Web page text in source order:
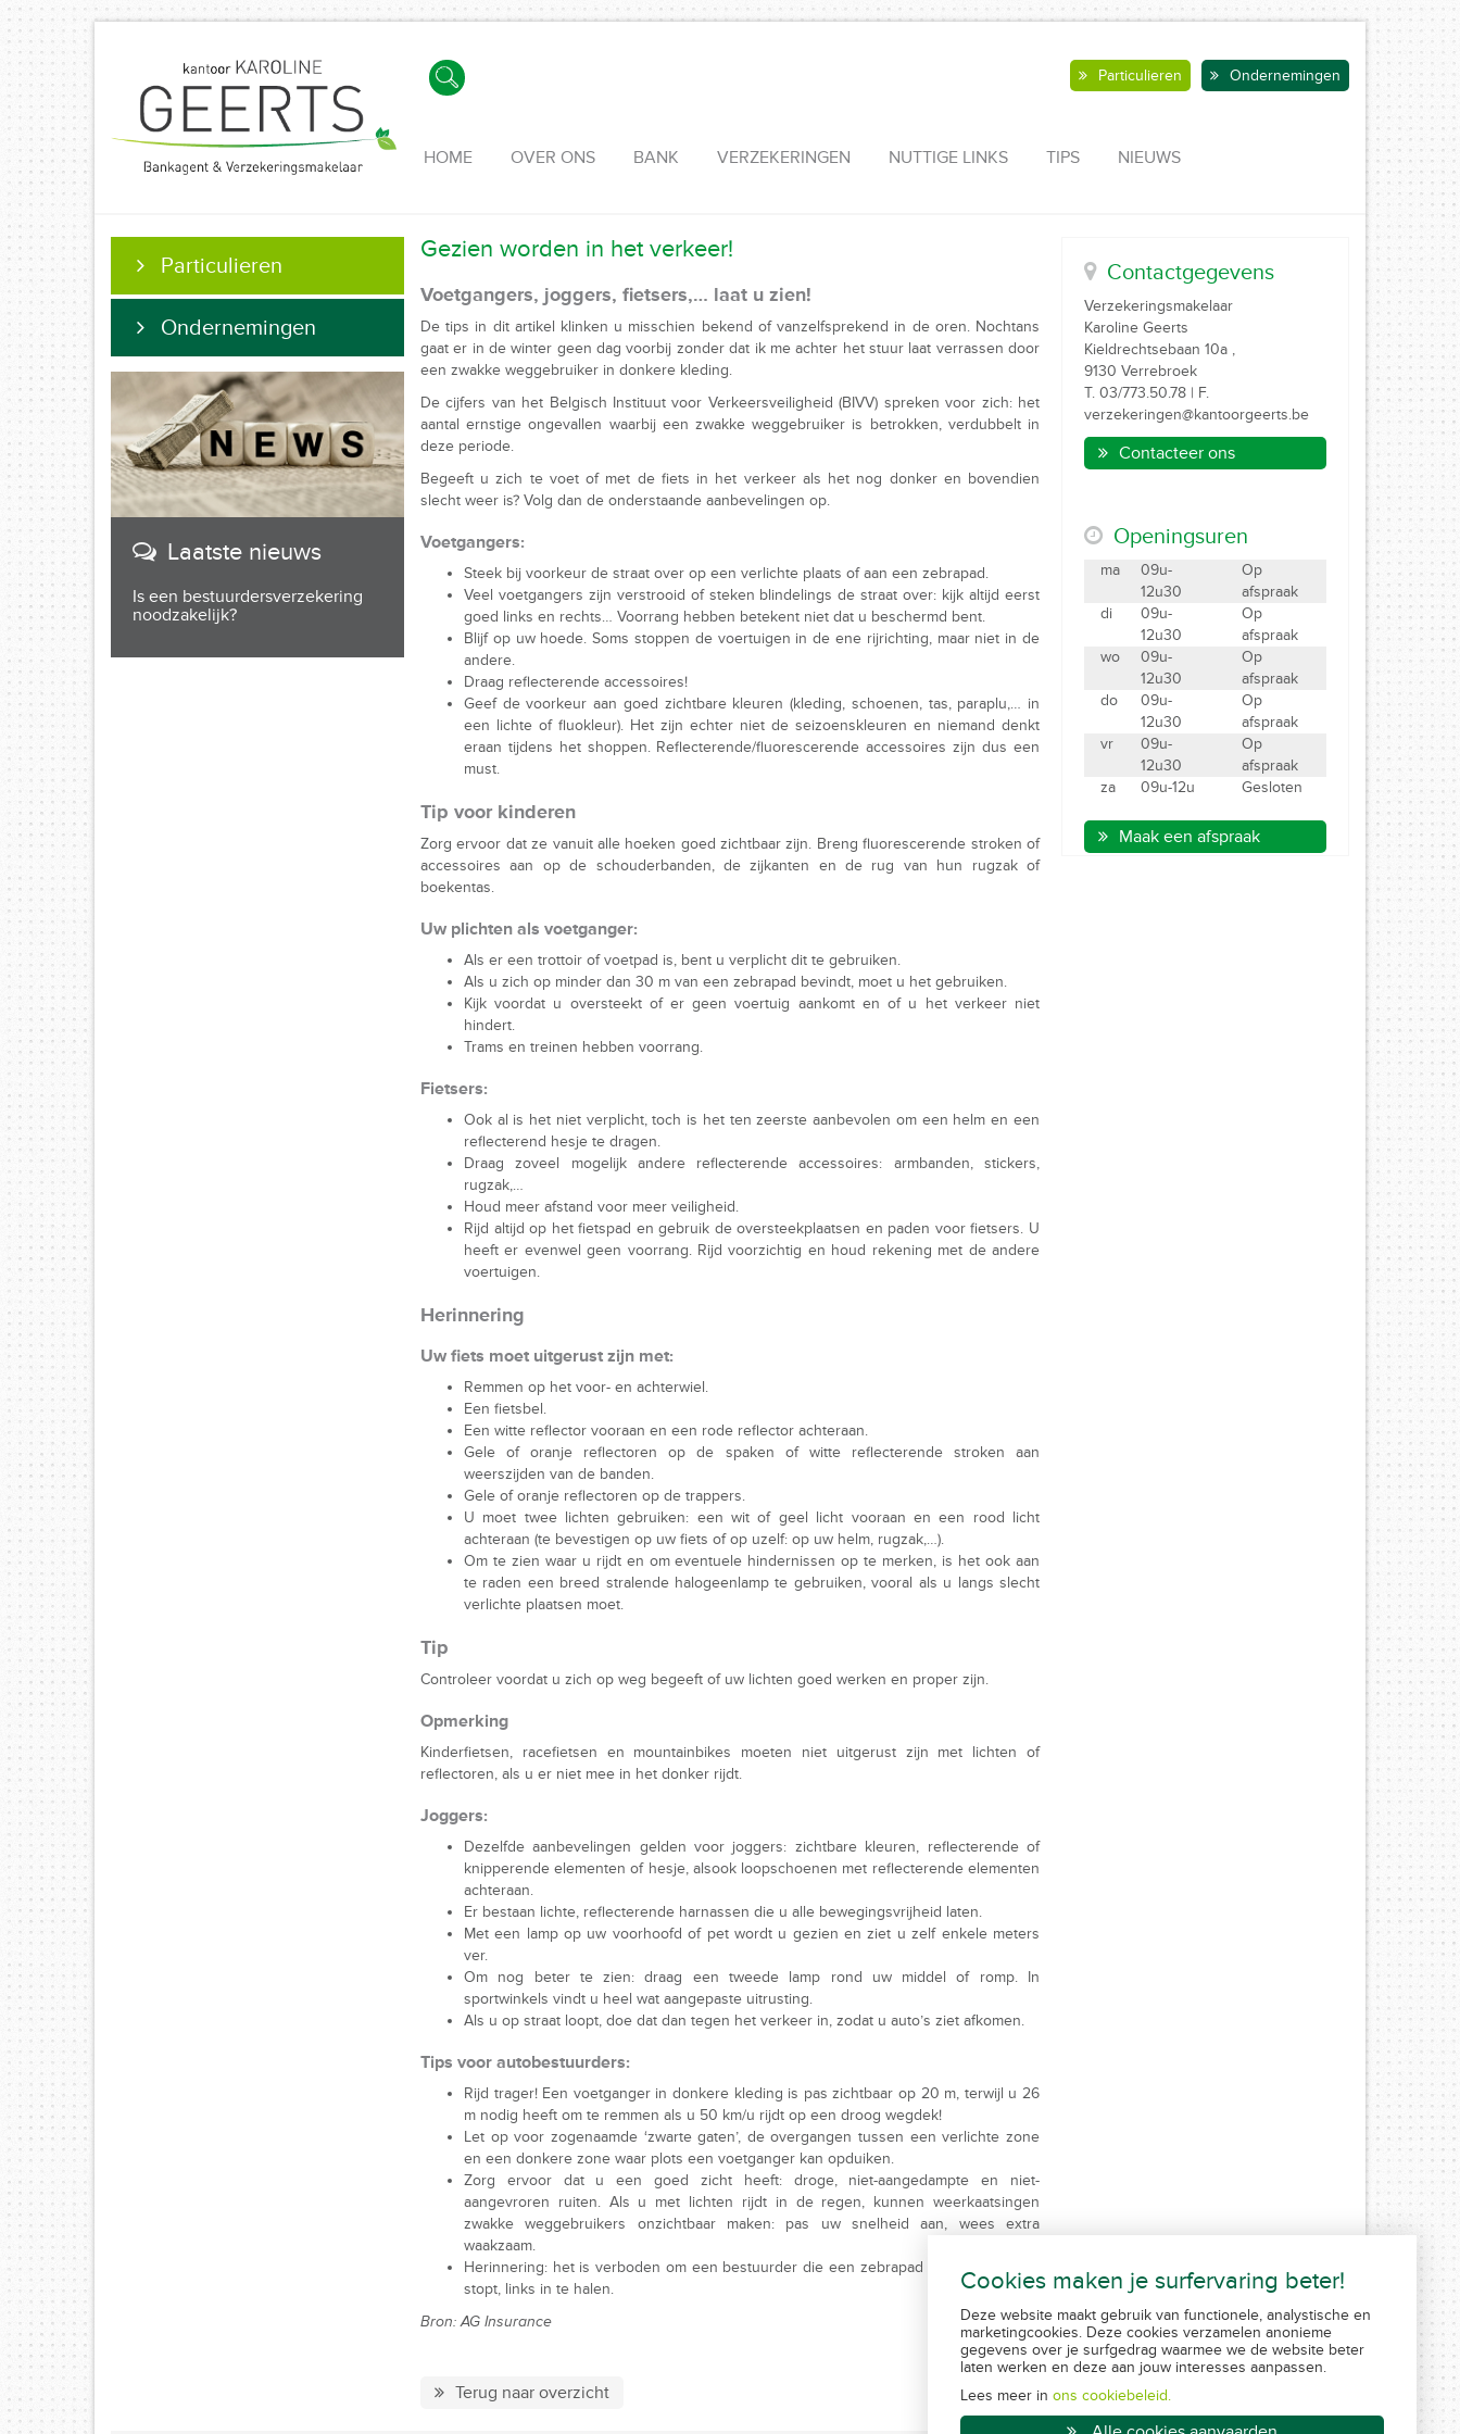
Particulieren Ondernemingen
HOME OVER ONS BANK VERZEKERINGEN NUTTIGE LINKS TIPS NIEUWS
Gezien worden in het verkeer!
Voetgangers, joggers, fietsers,… laat u zien!
De tips in dit artikel klinken u misschien bekend of vanzelfsprekend in de oren. Nochtans
gaat er in de winter geen dag voorbij zonder dat ik me achter het stuur laat verrassen door
een zwakke weggebruiker in donkere kleding.
De cijfers van het Belgisch Instituut voor Verkeersveiligheid (BIVV) spreken voor zich: het
aantal ernstige ongevallen waarbij een zwakke weggebruiker is betrokken, verdubbelt in
deze periode.
Begeeft u zich te voet of met de fiets in het verkeer als het nog donker en bovendien
slecht weer is? Volg dan de onderstaande aanbevelingen op.
Voetgangers:
Steek bij voorkeur de straat over op een verlichte plaats of aan een zebrapad.
Veel voetgangers zijn verstrooid of steken blindelings de straat over: kijk altijd eerst
goed links en rechts… Voorrang hebben betekent niet dat u beschermd bent.
Blijf op uw hoede. Soms stoppen de voertuigen in de ene rijrichting, maar niet in de
andere.
Draag reflecterende accessoires!
Geef de voorkeur aan goed zichtbare kleuren (kleding, schoenen, tas, paraplu,… in
een lichte of fluokleur). Het zijn echter niet de seizoenskleuren en niemand denkt
eraan tijdens het shoppen. Reflecterende/fluorescerende accessoires zijn dus een
must.
Tip voor kinderen
Zorg ervoor dat ze vanuit alle hoeken goed zichtbaar zijn. Breng fluorescerende stroken of
accessoires aan op de schouderbanden, de zijkanten en de rug van hun rugzak of
boekentas.
Uw plichten als voetganger:
Als er een trottoir of voetpad is, bent u verplicht dit te gebruiken.
Als u zich op minder dan 30 m van een zebrapad bevindt, moet u het gebruiken.
Kijk voordat u oversteekt of er geen voertuig aankomt en of u het verkeer niet
hindert.
Trams en treinen hebben voorrang.
Fietsers:
Ook al is het niet verplicht, toch is het ten zeerste aanbevolen om een helm en een
reflecterend hesje te dragen.
Draag zoveel mogelijk andere reflecterende accessoires: armbanden, stickers,
rugzak,…
Houd meer afstand voor meer veiligheid.
Rijd altijd op het fietspad en gebruik de oversteekplaatsen en paden voor fietsers. U
heeft er evenwel geen voorrang. Rijd voorzichtig en houd rekening met de andere
voertuigen.
Herinnering
Uw fiets moet uitgerust zijn met:
Remmen op het voor- en achterwiel.
Een fietsbel.
Een witte reflector vooraan en een rode reflector achteraan.
Gele of oranje reflectoren op de spaken of witte reflecterende stroken aan
weerszijden van de banden.
Gele of oranje reflectoren op de trappers.
U moet twee lichten gebruiken: een wit of geel licht vooraan en een rood licht
achteraan (te bevestigen op uw fiets of op uzelf: op uw helm, rugzak,…).
Om te zien waar u rijdt en om eventuele hindernissen op te merken, is het ook aan
te raden een breed stralende halogeenlamp te gebruiken, vooral als u langs slecht
verlichte plaatsen moet.
Tip
Controleer voordat u zich op weg begeeft of uw lichten goed werken en proper zijn.
Opmerking
Kinderfietsen, racefietsen en mountainbikes moeten niet uitgerust zijn met lichten of
reflectoren, als u er niet mee in het donker rijdt.
Joggers:
Dezelfde aanbevelingen gelden voor joggers: zichtbare kleuren, reflecterende of
knipperende elementen of hesje, alsook loopschoenen met reflecterende elementen
achteraan.
Er bestaan lichte, reflecterende harnassen die u alle bewegingsvrijheid laten.
Met een lamp op uw voorhoofd of pet wordt u gezien en ziet u zelf enkele meters
ver.
Om nog beter te zien: draag een tweede lamp rond uw middel of romp. In
sportwinkels vindt u heel wat aangepaste uitrusting.
Als u op straat loopt, doe dat dan tegen het verkeer in, zodat u auto’s ziet afkomen.
Tips voor autobestuurders:
Rijd trager! Een voetganger in donkere kleding is pas zichtbaar op 20 m, terwijl u 26
m nodig heeft om te remmen als u 50 km/u rijdt op een droog wegdek!
Let op voor zogenaamde ‘zwarte gaten’, de overgangen tussen een verlichte zone
en een donkere zone waar plots een voetganger kan opduiken.
Zorg ervoor dat u een goed zicht heeft: droge, niet-aangedampte en niet-
aangevroren ruiten. Als u met lichten rijdt in de regen, kunnen weerkaatsingen
zwakke weggebruikers onzichtbaar maken: pas uw snelheid aan, wees extra
waakzaam.
Herinnering: het is verboden om een bestuurder die een zebrapad nadert of ervoor
stopt, links in te halen.
Bron: AG Insurance
Terug naar overzicht
Contactgegevens
Verzekeringsmakelaar
Karoline Geerts
Kieldrechtsebaan 10a ,
9130 Verrebroek
T. 03/773.50.78 | F.
verzekeringen@kantoorgeerts.be
Contacteer ons
Openingsuren
ma
09u-
12u30
Op
afspraak
di
09u-
12u30
Op
afspraak
wo
09u-
12u30
Op
afspraak
do
09u-
12u30
Op
afspraak
vr
09u-
12u30
Op
afspraak
za
09u-12u Gesloten
Maak een afspraak
Particulieren
Ondernemingen
Laatste nieuws
Is een bestuurdersverzekering
noodzakelijk?
Cookies maken je surfervaring beter!
Deze website maakt gebruik van functionele, analystische en
marketingcookies. Deze cookies verzamelen anonieme
gegevens over je surfgedrag waarmee we de website beter
laten werken en deze aan jouw interesses aanpassen.
Lees meer in ons cookiebeleid.